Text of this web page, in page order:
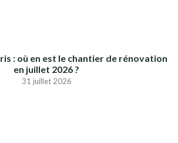
: où en est le chantier de rénovation
en juillet 2026 ?
31 juillet 2026